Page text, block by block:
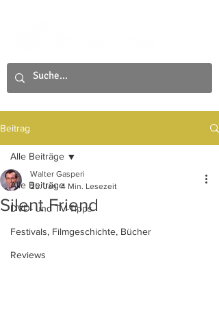
Beitrag
Alle Beiträge
DVD- und TV-Tipps
Festivals, Filmgeschichte, Bücher
Reviews
Alle Beiträge
Silent Friend
Walter Gasperi
25. Jan. 4 Min. Lesezeit